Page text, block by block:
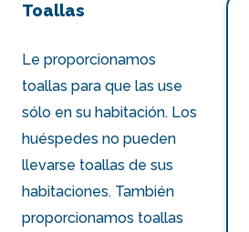
Toallas
Le proporcionamos
toallas para que las use
sólo en su habitación. Los
huéspedes no pueden
llevarse toallas de sus
habitaciones. También
proporcionamos toallas